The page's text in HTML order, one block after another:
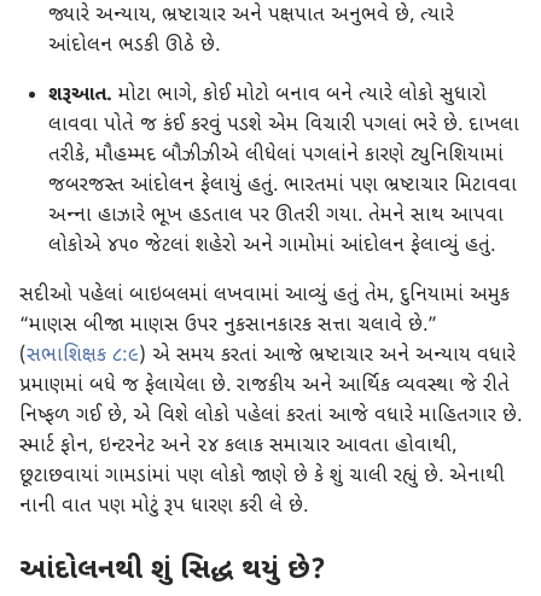
જ્યારે અન્યાય, ભ્રષ્ટાચાર અને પક્ષપાત અનુભવે છે, ત્યારે
આંદોલન ભડકી ઊઠે છે.
શરૂઆત. મોટા ભાગે, કોઈ મોટો બનાવ બને ત્યારે લોકો સુધારો
લાવવા પોતે જ કંઈ કરવું પડશે એમ વિચારી પગલાં ભરે છે. દાખલા
તરીકે, મૌહમ્મદ બૌઝીઝીએ લીધેલાં પગલાંને કારણે ટ્યુનિશિયામાં
જબરજસ્ત આંદોલન ફેલાયું હતું. ભારતમાં પણ ભ્રષ્ટાચાર મિટાવવા
અન્‍ના હાઝારે ભૂખ હડતાલ પર ઊતરી ગયા. તેમને સાથ આપવા
લોકોએ ૪૫૦ જેટલાં શહેરો અને ગામોમાં આંદોલન ફેલાવ્યું હતું.
સદીઓ પહેલાં બાઇબલમાં લખવામાં આવ્યું હતું તેમ, દુનિયામાં અમુક
“માણસ બીજા માણસ ઉપર નુકસાનકારક સત્તા ચલાવે છે.”
(સભાશિક્ષક ૮:૯) એ સમય કરતાં આજે ભ્રષ્ટાચાર અને અન્યાય વધારે
પ્રમાણમાં બધે જ ફેલાયેલા છે. રાજકીય અને આર્થિક વ્યવસ્થા જે રીતે
નિષ્ફળ ગઈ છે, એ વિશે લોકો પહેલાં કરતાં આજે વધારે માહિતગાર છે.
સ્માર્ટ ફોન, ઇન્ટરનેટ અને ૨૪ કલાક સમાચાર આવતા હોવાથી,
છૂટાછવાયાં ગામડાંમાં પણ લોકો જાણે છે કે શું ચાલી રહ્યું છે. એનાથી
નાની વાત પણ મોટું રૂપ ધારણ કરી લે છે.
આંદોલનથી શું સિદ્ધ થયું છે?